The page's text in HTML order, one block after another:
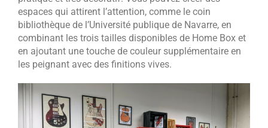
espaces qui attirent l’attention, comme le coin
bibliothèque de l’Université publique de Navarre, en
combinant les trois tailles disponibles de Home Box et
en ajoutant une touche de couleur supplémentaire en
les peignant avec des finitions vives.